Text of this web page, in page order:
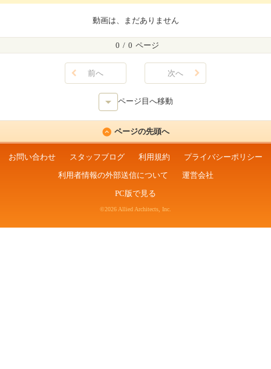
動画は、まだありません
0 / 0 ページ
前へ 次へ
ページ目へ移動
ページの先頭へ
お問い合わせ スタッフブログ 利用規約
プライバシーポリシー
利用者情報の外部送信について
運営会社
PC版で見る
©2026 Allied Architects, Inc.